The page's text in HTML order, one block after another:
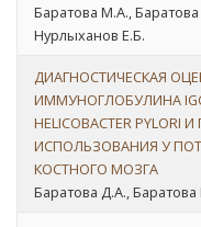
Баратова М.А.,
Нурлыханов Е.Б.
ДИАГНОСТИЧЕСКАЯ
ИММУНОГЛОБУЛИНА
HELICOBACTER
ИСПОЛЬЗОВАНИЯ У
КОСТНОГО МОЗГА
Баратова Д.А.,